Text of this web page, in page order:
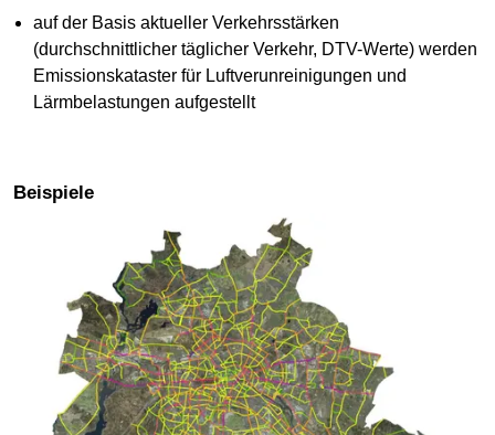
auf der Basis aktueller Verkehrsstärken
(durchschnittlicher täglicher Verkehr, DTV-Werte) werden
Emissionskataster für Luftverunreinigungen und
Lärmbelastungen aufgestellt
Beispiele